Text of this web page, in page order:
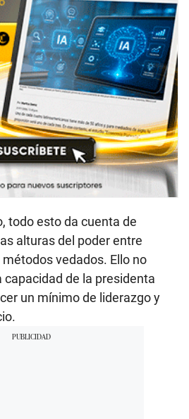
todo esto da cuenta de
alturas del poder entre
vedados. Ello no
capacidad de la presidenta
un mínimo de liderazgo y